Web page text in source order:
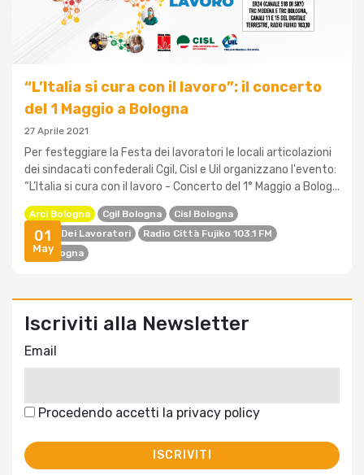
01
May
“L’Italia si cura con il lavoro”: il concerto
del 1 Maggio a Bologna
27 Aprile 2021
Per festeggiare la Festa dei lavoratori le locali articolazioni
dei sindacati confederali Cgil, Cisl e Uil organizzano l'evento:
“L’Italia si cura con il lavoro - Concerto del 1° Maggio a Bolog...
Arci Bologna Cgil Bologna
Cisl Bologna
Festa Dei Lavoratori
Radio Città Fujiko 103.1 FM
Uil Bologna
Iscriviti alla Newsletter
Email
Procedendo accetti la privacy policy